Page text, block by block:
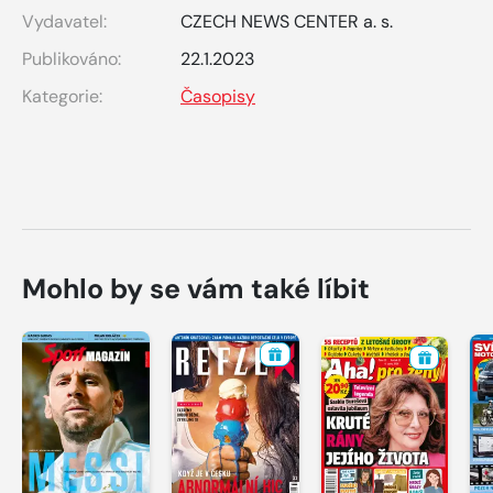
Vydavatel:
CZECH NEWS CENTER a. s.
Publikováno:
22.1.2023
Kategorie:
Časopisy
Mohlo by se vám také líbit